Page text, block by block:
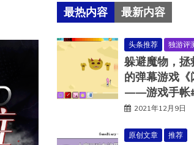
最热内容 最新内容
头条推荐 独游评
躲避魔物，
的弹幕游戏《
——游戏手帐
2021年12月9日
原创文章 推荐